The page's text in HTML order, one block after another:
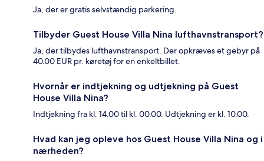
Ja, der er gratis selvstændig parkering.
Tilbyder Guest House Villa Nina lufthavnstransport?
Ja, der tilbydes lufthavnstransport. Der opkræves et gebyr på
40.00 EUR pr. køretøj for en enkeltbillet.
Hvornår er indtjekning og udtjekning på Guest
House Villa Nina?
Indtjekning fra kl. 14.00 til kl. 00.00. Udtjekning er kl. 10.00.
Hvad kan jeg opleve hos Guest House Villa Nina og i
nærheden?